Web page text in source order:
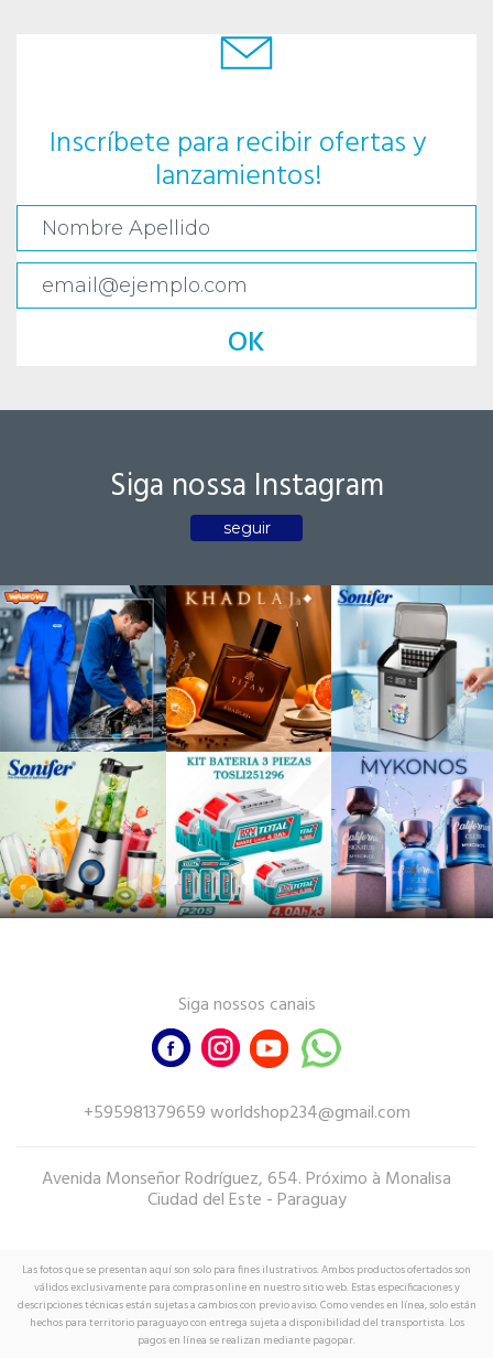
Inscríbete para recibir ofertas y
lanzamientos!
OK
Siga nossa Instagram
seguir
Siga nossos canais
+595981379659 worldshop234@gmail.com
Avenida Monseñor Rodríguez, 654. Próximo à Monalisa
Ciudad del Este - Paraguay
Las fotos que se presentan aquí son solo para fines ilustrativos. Ambos productos ofertados son
válidos exclusivamente para compras online en nuestro sitio web. Estas especificaciones y
descripciones técnicas están sujetas a cambios con previo aviso. Como vendes en línea, solo están
hechos para territorio paraguayo con entrega sujeta a disponibilidad del transportista. Los
pagos en línea se realizan mediante pagopar.